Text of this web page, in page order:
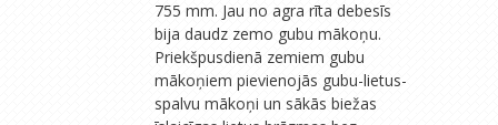
755 mm. Jau no agra rīta debesīs
bija daudz zemo gubu mākoņu.
Priekšpusdienā zemiem gubu
mākoņiem pievienojās gubu-lietus-
spalvu mākoņi un sākās biežas